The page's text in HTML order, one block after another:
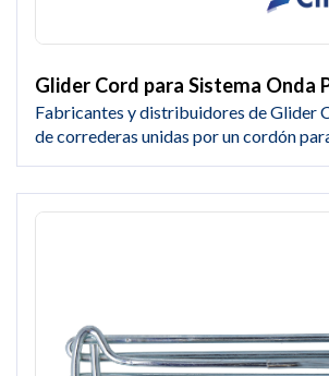
Glider Cord para Sistema Onda
Fabricantes y distribuidores de Glider
de correderas unidas por un cordón